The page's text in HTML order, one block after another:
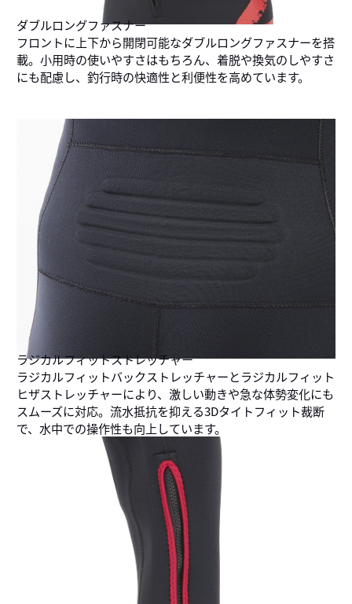
ダブルロングファスナー
フロントに上下から開閉可能なダブルロングファスナーを搭
載。小用時の使いやすさはもちろん、着脱や換気のしやすさ
にも配慮し、釣行時の快適性と利便性を高めています。
ラジカルフィットストレッチャー
ラジカルフィットバックストレッチャーとラジカルフィット
ヒザストレッチャーにより、激しい動きや急な体勢変化にも
スムーズに対応。流水抵抗を抑える3Dタイトフィット裁断
で、水中での操作性も向上しています。